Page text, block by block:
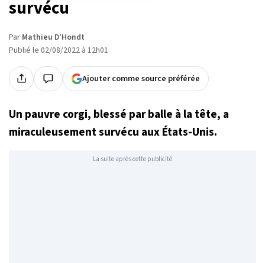
survécu
Par Mathieu D'Hondt
Publié le 02/08/2022 à 12h01
Ajouter comme source préférée
Un pauvre corgi, blessé par balle à la tête, a
miraculeusement survécu aux États-Unis.
La suite après cette publicité